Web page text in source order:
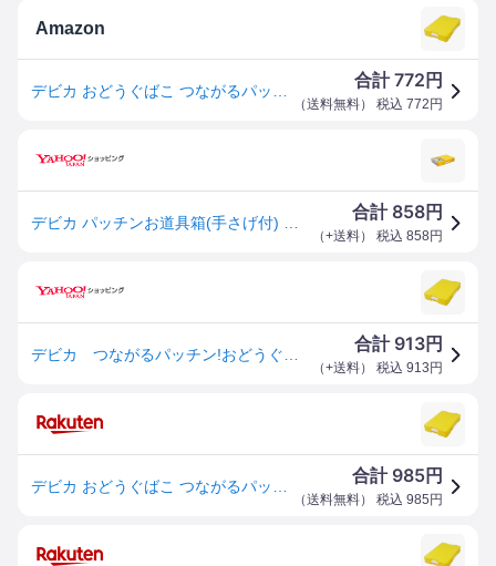
Amazon
合計772 円
（送料無料） 税込 772 円
合計 858円
（+送料） 税込 858 円
合計 913円
（+送料） 税込 913 円
合計 985円
（送料無料） 税込 985 円